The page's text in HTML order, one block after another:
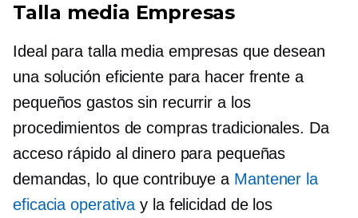
Talla media Empresas
Ideal para talla mediaempresas que desean
una solución eficiente para hacer frente a
pequeños gastos sin recurrir a los
procedimientos de compras tradicionales. Da
acceso rápido al dinero para pequeñas
demandas, lo que contribuye a Mantener la
eficacia operativa y la felicidad de los